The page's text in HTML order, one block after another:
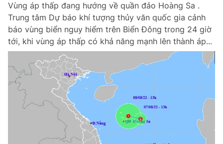
Vùng áp thấp đang hướng về quần đảo Hoàng Sa .
Trung tâm Dự báo khí tượng thủy văn quốc gia cảnh
báo vùng biển nguy hiểm trên Biển Đông trong 24 giờ
tới, khi vùng áp thấp có khả năng mạnh lên thành áp...